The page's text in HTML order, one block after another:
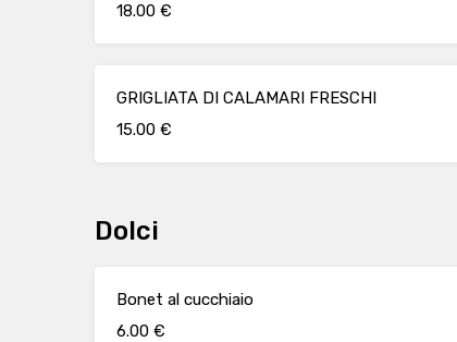
18.00 €
GRIGLIATA DI CALAMARI FRESCHI
15.00 €
Dolci
Bonet al cucchiaio
6.00 €